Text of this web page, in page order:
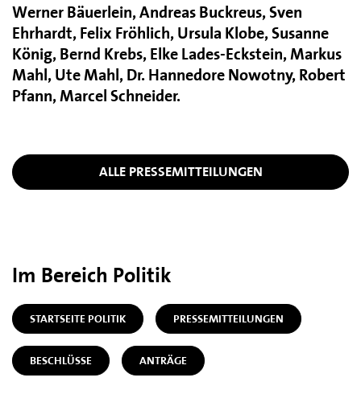
Werner Bäuerlein, Andreas Buckreus, Sven
Ehrhardt, Felix Fröhlich, Ursula Klobe, Susanne
König, Bernd Krebs, Elke Lades-Eckstein, Markus
Mahl, Ute Mahl, Dr. Hannedore Nowotny, Robert
Pfann, Marcel Schneider.
ALLE PRESSEMITTEILUNGEN
Im Bereich Politik
STARTSEITE POLITIK PRESSEMITTEILUNGEN
BESCHLÜSSE ANTRÄGE